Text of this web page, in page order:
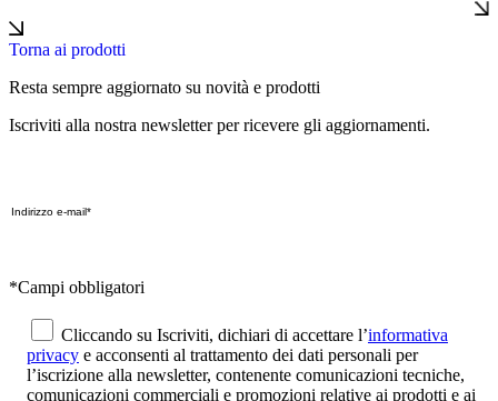
Torna ai prodotti
Resta sempre aggiornato su novità e prodotti
Iscriviti alla nostra newsletter per ricevere gli aggiornamenti.
*Campi obbligatori
Cliccando su Iscriviti, dichiari di accettare l’informativa
privacy e acconsenti al trattamento dei dati personali per
l’iscrizione alla newsletter, contenente comunicazioni tecniche,
comunicazioni commerciali e promozioni relative ai prodotti e ai